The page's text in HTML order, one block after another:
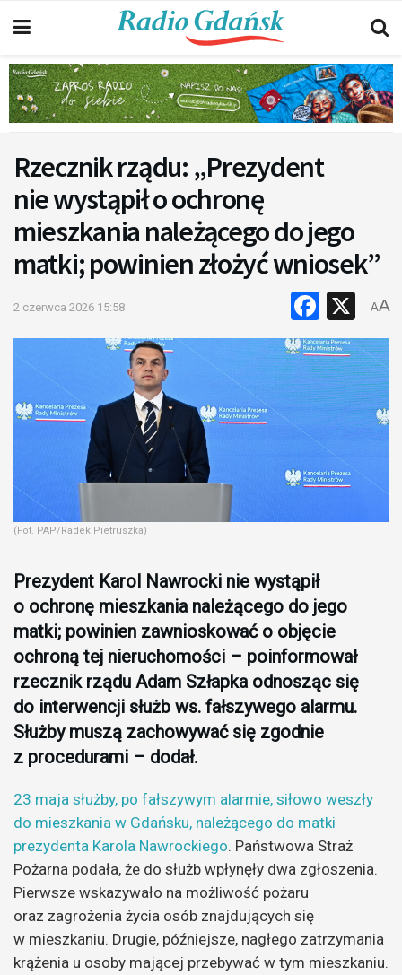
Rzecznik rządu: „Prezydent
nie wystąpił o ochronę
mieszkania należącego do jego
matki; powinien złożyć wniosek”
2 czerwca 2026 15:58 X
AA
(Fot. PAP/Radek Pietruszka)
Prezydent Karol Nawrocki nie wystąpił
o ochronę mieszkania należącego do jego
matki; powinien zawnioskować o objęcie
ochroną tej nieruchomości – poinformował
rzecznik rządu Adam Szłapka odnosząc się
do interwencji służb ws. fałszywego alarmu.
Służby muszą zachowywać się zgodnie
z procedurami – dodał.
23 maja służby, po fałszywym alarmie, siłowo weszły
do mieszkania w Gdańsku, należącego do matki
prezydenta Karola Nawrockiego. Państwowa Straż
Pożarna podała, że do służb wpłynęły dwa zgłoszenia.
Pierwsze wskazywało na możliwość pożaru
oraz zagrożenia życia osób znajdujących się
w mieszkaniu. Drugie, późniejsze, nagłego zatrzymania
krążenia u osoby mającej przebywać w tym mieszkaniu.